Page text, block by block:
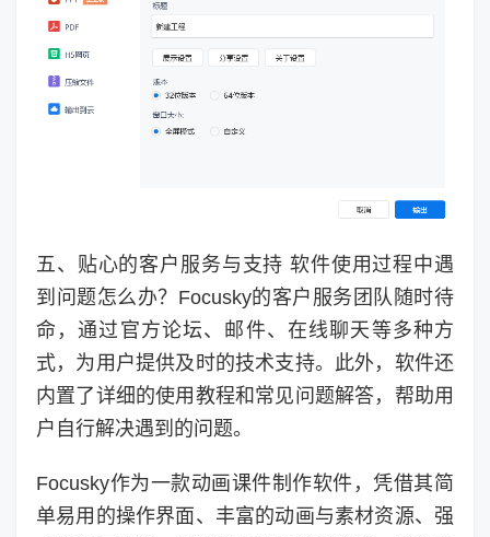
五、贴心的客户服务与支持 软件使用过程中遇
到问题怎么办？Focusky的客户服务团队随时待
命，通过官方论坛、邮件、在线聊天等多种方
式，为用户提供及时的技术支持。此外，软件还
内置了详细的使用教程和常见问题解答，帮助用
户自行解决遇到的问题。
Focusky作为一款动画课件制作软件，凭借其简
单易用的操作界面、丰富的动画与素材资源、强